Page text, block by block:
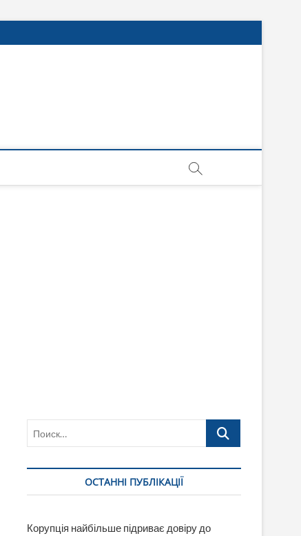
Поиск…
ОСТАННІ ПУБЛІКАЦІЇ
Корупція найбільше підриває довіру до